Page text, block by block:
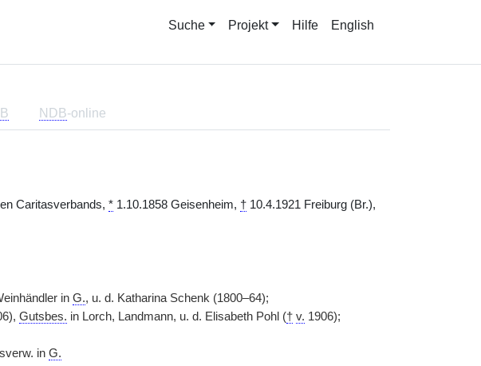
Suche Projekt Hilfe English
NDB-online
Caritasverbands, *1.10.1858 Geisenheim, †10.4.1921 Freiburg (Br.),
in G., u. d. Katharina Schenk (1800–64);
Gutsbes. in Lorch, Landmann, u. d. Elisabeth Pohl († v. 1906);
in G.